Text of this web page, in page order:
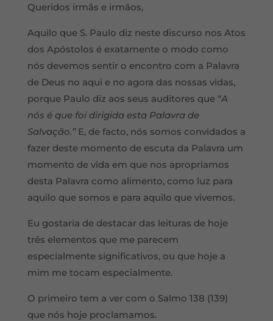
Queridos irmãs e irmãos,
Aquilo que S. Paulo diz neste discurso nos Atos
dos Apóstolos é exatamente o modo como
nós devemos sentir o encontro com a Palavra
de Deus no aqui e no agora das nossas vidas,
porque Paulo diz aos seus auditores que “A
nós é que foi dirigida esta Palavra de
Salvação.”E, de facto, nós somos convidados a
fazer deste momento de escuta da Palavra um
momento de vida em que nos apropriamos
desta Palavra como alimento, como luz para
aquilo que somos e para aquilo que vivemos.
Eu gostaria de destacar das leituras de hoje
três elementos que me parecem
especialmente significativos, ou que hoje a
mim me tocam especialmente.
O primeiro tem a ver com o Salmo 138 (139)
que nós hoje proclamamos.